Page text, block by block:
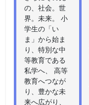
の、社会。世
界。未来。 小
学生の「い
ま」から始ま
り、特別な中
等教育である
私学へ、 高等
教育へつなが
り、豊かな未
来へ広がり、